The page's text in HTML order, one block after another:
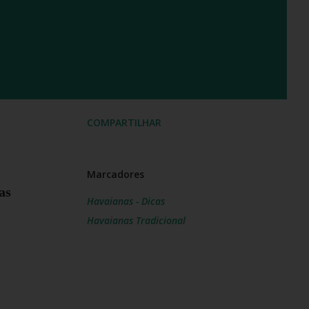
COMPARTILHAR
Marcadores
Havaianas - Dicas
Havaianas Tradicional